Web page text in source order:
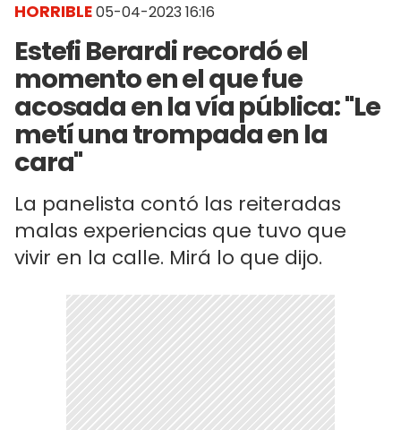
HORRIBLE05-04-2023 16:16
Estefi Berardi recordó el
momento en el que fue
acosada en la vía pública: "Le
metí una trompada en la
cara"
La panelista contó las reiteradas
malas experiencias que tuvo que
vivir en la calle. Mirá lo que dijo.